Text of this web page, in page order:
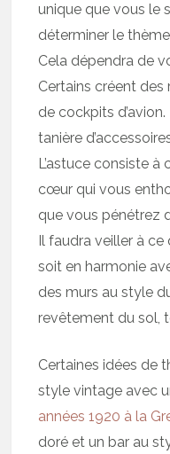
unique que vous le
déterminer le
Cela dépendra de
Certains créent
de cockpits
tanière
L’astuce consiste
cœur qui vous
que vous pénétrez
Il faudra veiller à
soit en harmonie
des murs au style
revêtement du sol,
Certaines idées de
style vintage avec
années 1920 à la
doré et un bar au